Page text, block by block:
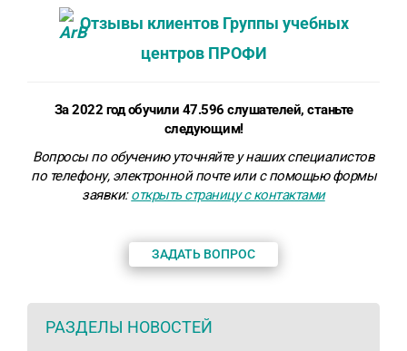
Отзывы клиентов Группы учебных
центров ПРОФИ
За 2022 год обучили 47.596 слушателей, станьте
следующим!
Вопросы по обучению уточняйте у наших специалистов
по телефону, электронной почте илис помощью формы
заявки:открыть страницу с контактами
ЗАДАТЬ ВОПРОС
РАЗДЕЛЫ НОВОСТЕЙ